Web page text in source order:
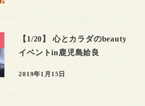
【1/20】 心とカラダのbeauty
イベントin鹿児島姶良
2019年1月15日